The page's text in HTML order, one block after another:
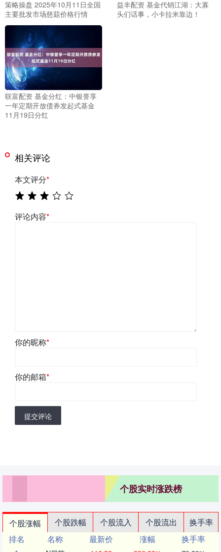
策略操盘 2025年10月11日全国
主要批发市场慈菇价格行情
益丰配资 基金代销江湖：大寡
头们话事，小卡拉米靠边！
联富配资 基金分红：中银誉享
一年定期开放债券发起式基金
11月19日分红
相关评论
本文评分*
评论内容*
你的昵称*
你的邮箱*
提交评论
个股实时涨跌榜
个股涨幅 个股跌幅 个股流入 个股流出
换手率
排名
名称 最新价 涨幅
换手率